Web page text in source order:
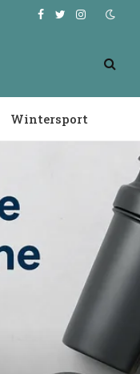
Facebook
TwitterInstagram
Wintersport